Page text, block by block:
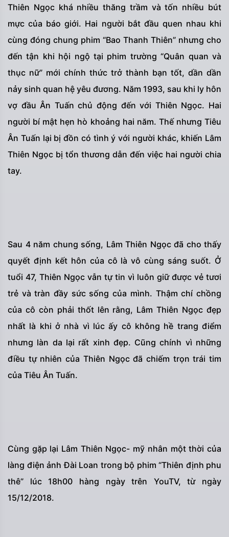
Thiên Ngọc khá nhiều thăng trầm và tốn nhiều bút
mực của báo giới. Hai người bắt đầu quen nhau khi
cùng đóng chung phim “Bao Thanh Thiên” nhưng cho
đến tận khi hội ngộ tại phim trường “Quân quan và
thục nữ” mới chính thức trở thành bạn tốt, dần dần
nảy sinh quan hệ yêu đương. Năm 1993, sau khi ly hôn
vợ đầu Ân Tuấn chủ động đến với Thiên Ngọc. Hai
người bí mật hẹn hò khoảng hai năm. Thế nhưng Tiêu
Ân Tuấn lại bị đồn có tình ý với người khác, khiến Lâm
Thiên Ngọc bị tổn thương dẫn đến việc hai người chia
tay.
Sau 4 năm chung sống, Lâm Thiên Ngọc đã cho thấy
quyết định kết hôn của cô là vô cùng sáng suốt. Ở
tuổi 47, Thiên Ngọc vẫn tự tin vì luôn giữ được vẻ tươi
trẻ và tràn đầy sức sống của mình. Thậm chí chồng
của cô còn phải thốt lên rằng, Lâm Thiên Ngọc đẹp
nhất là khi ở nhà vì lúc ấy cô không hề trang điểm
nhưng làn da lại rất xinh đẹp. Cũng chính vì những
điều tự nhiên của Thiên Ngọc đã chiếm trọn trái tim
của Tiêu Ân Tuấn.
Cùng gặp lại Lâm Thiên Ngọc- mỹ nhân một thời của
làng điện ảnh Đài Loan trong bộ phim “Thiên định phu
thê” lúc 18h00 hàng ngày trên YouTV, từ ngày
15/12/2018.